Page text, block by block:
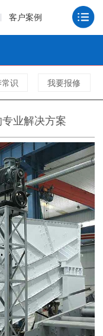
客户案例
识 我要报修
业解决方案